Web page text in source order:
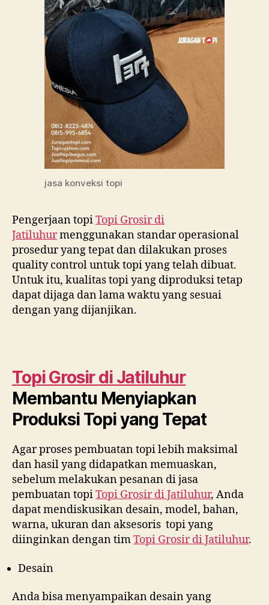
jasa konveksi topi
Pengerjaan topiTopi Grosir di
Jatiluhurmenggunakan standar operasional
prosedur yang tepat dan dilakukan proses
quality control untuk topi yang telah dibuat.
Untuk itu, kualitas topi yang diproduksi tetap
dapat dijaga dan lama waktu yang sesuai
dengan yang dijanjikan.
Topi Grosir di Jatiluhur
Membantu Menyiapkan
Produksi Topi yang Tepat
Agar proses pembuatan topi lebih maksimal
dan hasil yang didapatkan memuaskan,
sebelum melakukan pesanan di jasa
pembuatan topiTopi Grosir diJatiluhur, Anda
dapat mendiskusikan desain, model, bahan,
warna, ukuran dan aksesoris topi yang
diinginkan dengan timTopi Grosir diJatiluhur.
Desain
Anda bisa menyampaikan desain yang